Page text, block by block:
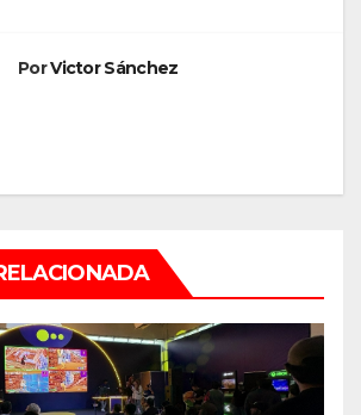
PorVictor Sánchez